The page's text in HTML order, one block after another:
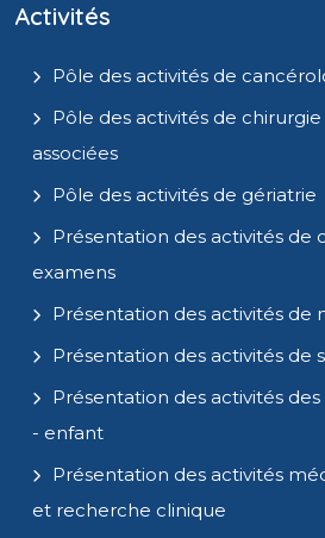
Activités
Pôle des activités de
Pôle des activités de
associées
Pôle des activités de gériatrie
Présentation des activités de
examens
Présentation des activités de
Présentation des activités de
Présentation des activités
- enfant
Présentation des activités
et recherche clinique